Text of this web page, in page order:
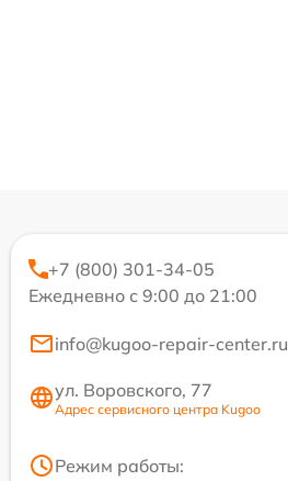
+7 (800) 301-34-05
Ежедневно с 9:00 до 21:00
info@kugoo-repair-center.ru
ул. Воровского, 77
Адрес сервисного центра Kugoo
Режим работы: